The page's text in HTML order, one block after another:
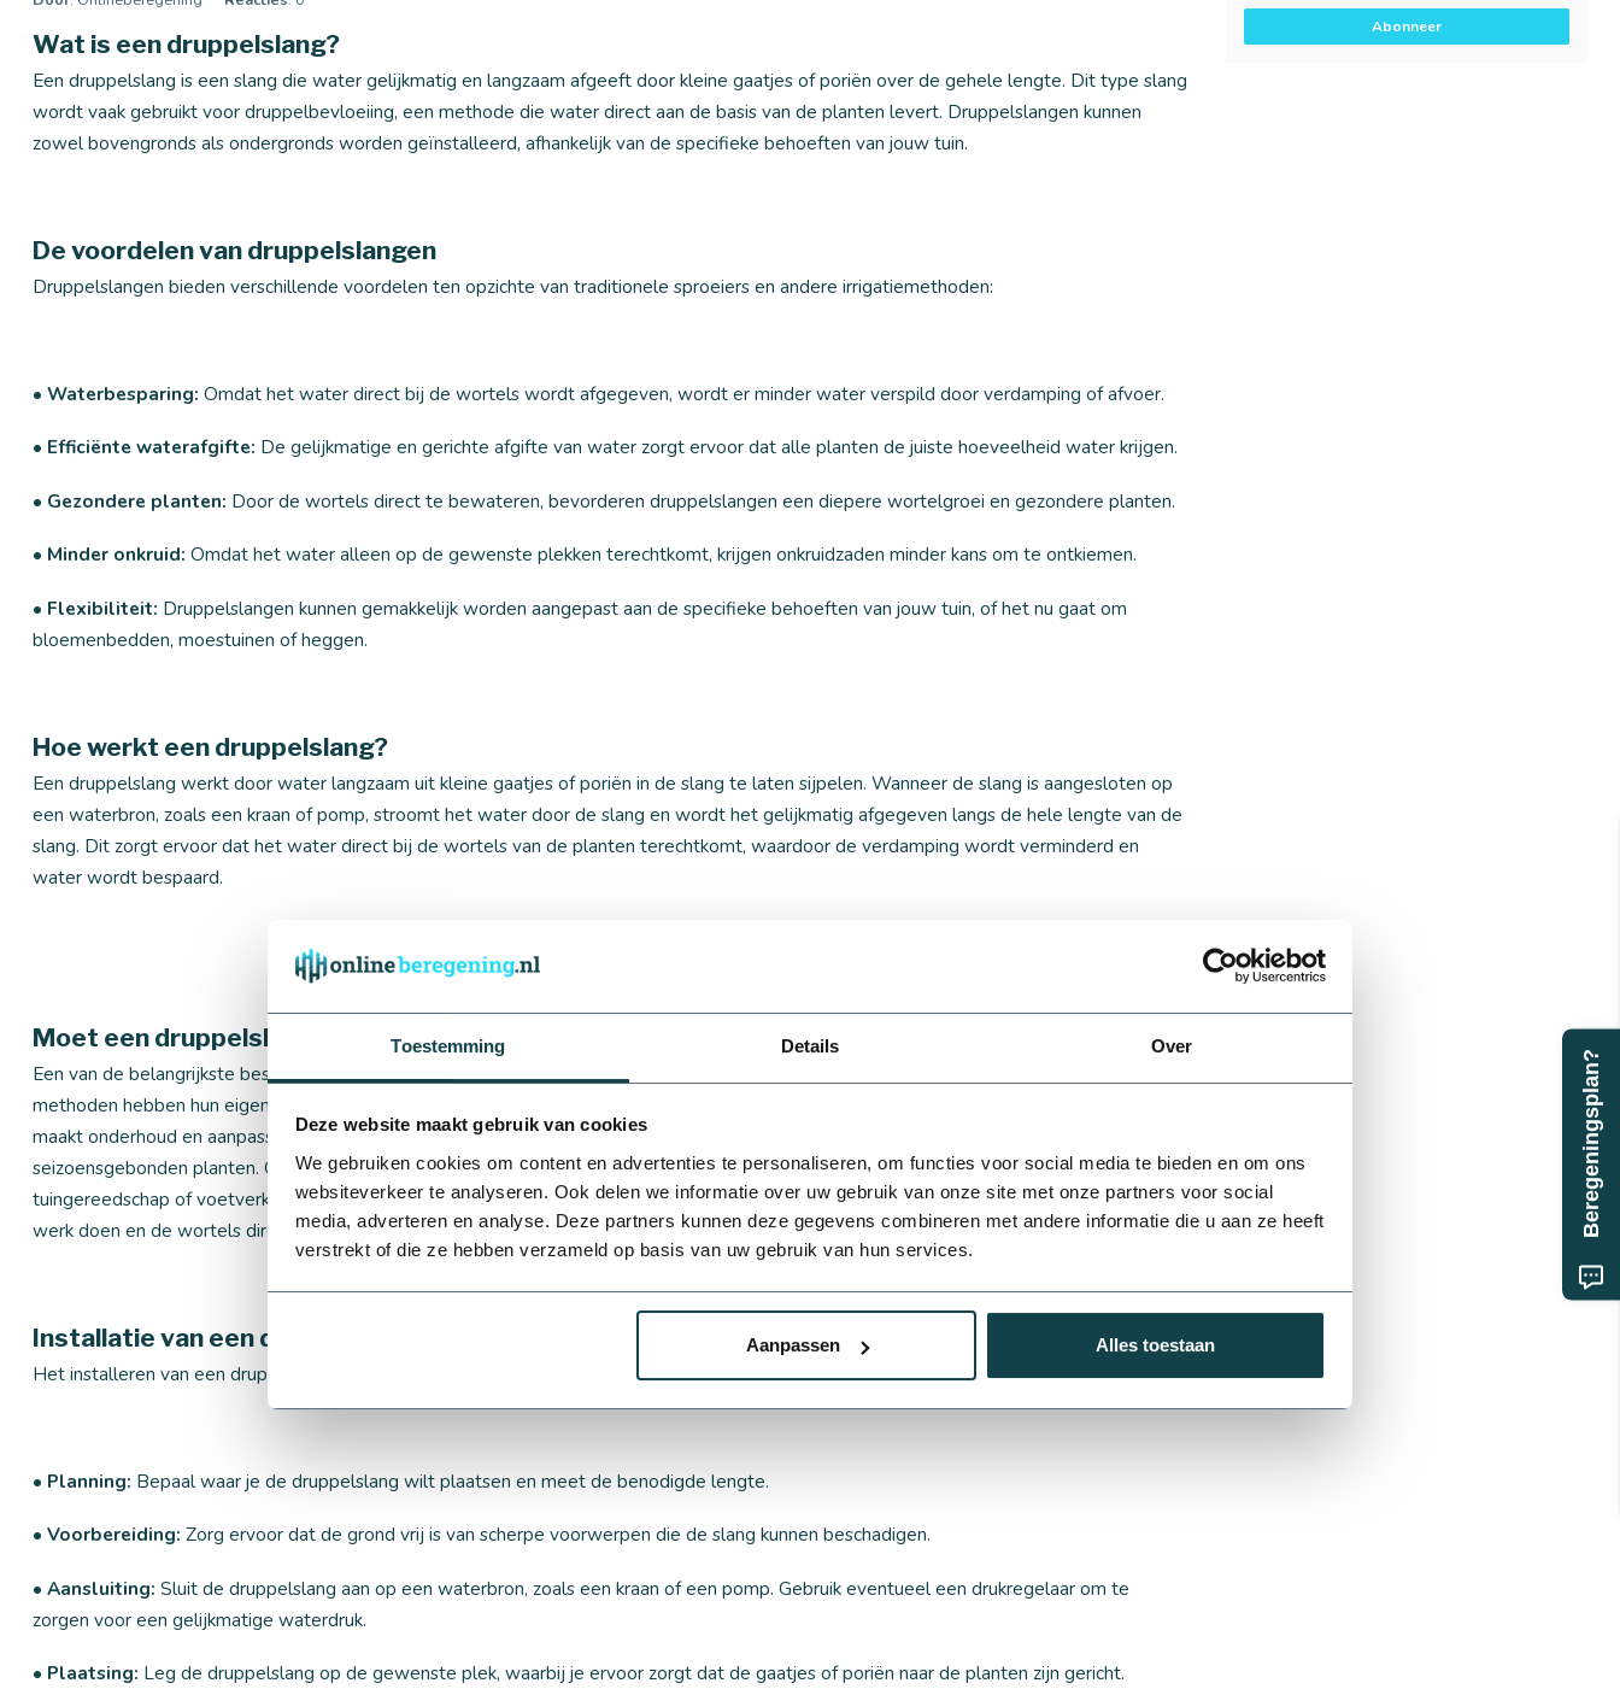
Toestemming Details Over
Deze website maakt gebruik van cookies
We gebruiken cookies om content en advertenties te personaliseren, om functies voor social media te bieden en om ons
websiteverkeer te analyseren. Ook delen we informatie over uw gebruik van onze site met onze partners voor social
media, adverteren en analyse. Deze partners kunnen deze gegevens combineren met andere informatie die u aan ze heeft
verstrekt of die ze hebben verzameld op basis van uw gebruik van hun services.
Aanpassen Alles toestaan
Wat is een druppelslang?
Een druppelslang is een slang die water gelijkmatig en langzaam afgeeft door kleine gaatjes of poriën over de gehele lengte. Dit type slang
wordt vaak gebruikt voor druppelbevloeiing, een methode die water direct aan de basis van de planten levert. Druppelslangen kunnen
zowel bovengronds als ondergronds worden geïnstalleerd, afhankelijk van de specifieke behoeften van jouw tuin.
De voordelen van druppelslangen
Druppelslangen bieden verschillende voordelen ten opzichte van traditionele sproeiers en andere irrigatiemethoden:
• Waterbesparing: Omdat het water direct bij de wortels wordt afgegeven, wordt er minder water verspild door verdamping of afvoer.
• Efficiënte waterafgifte: De gelijkmatige en gerichte afgifte van water zorgt ervoor dat alle planten de juiste hoeveelheid water krijgen.
• Gezondere planten: Door de wortels direct te bewateren, bevorderen druppelslangen een diepere wortelgroei en gezondere planten.
• Minder onkruid: Omdat het water alleen op de gewenste plekken terechtkomt, krijgen onkruidzaden minder kans om te ontkiemen.
• Flexibiliteit: Druppelslangen kunnen gemakkelijk worden aangepast aan de specifieke behoeften van jouw tuin, of het nu gaat om
bloemenbedden, moestuinen of heggen.
Hoe werkt een druppelslang?
Een druppelslang werkt door water langzaam uit kleine gaatjes of poriën in de slang te laten sijpelen. Wanneer de slang is aangesloten op
een waterbron, zoals een kraan of pomp, stroomt het water door de slang en wordt het gelijkmatig afgegeven langs de hele lengte van de
slang. Dit zorgt ervoor dat het water direct bij de wortels van de planten terechtkomt, waardoor de verdamping wordt verminderd en
water wordt bespaard.
Moet een druppelslang ondergronds of bovengronds?
Een van de belangrijkste beslissingen bij het installeren van een druppelslang is of je deze ondergronds of bovengronds wilt plaatsen. Beide
methoden hebben hun eigen voordelen en toepassingsgebieden. Bovengronds plaatsen is eenvoudiger en sneller te installeren, en het
maakt onderhoud en aanpassingen gemakkelijker, omdat je de slang direct kunt zien en bereiken. Dit is vooral handig voor tijdelijke tuinen of
seizoensgebonden planten. Ondergronds installeren biedt echter uiterlijke voordelen en beschermt de slang beter tegen beschadiging door
tuingereedschap of voetverkeer. Ondergrondse druppelslangen zijn ideaal voor permanente beplanting en gazons, waar ze onzichtbaar hun
werk doen en de wortels direct van water voorzien.
Installatie van een druppelslang
Het installeren van een druppelslang is eenvoudig en vereist slechts een paar stappen:
• Planning: Bepaal waar je de druppelslang wilt plaatsen en meet de benodigde lengte.
• Voorbereiding: Zorg ervoor dat de grond vrij is van scherpe voorwerpen die de slang kunnen beschadigen.
• Aansluiting: Sluit de druppelslang aan op een waterbron, zoals een kraan of een pomp. Gebruik eventueel een drukregelaar om te
zorgen voor een gelijkmatige waterdruk.
• Plaatsing: Leg de druppelslang op de gewenste plek, waarbij je ervoor zorgt dat de gaatjes of poriën naar de planten zijn gericht.
Abonneer
Beregeningsplan?